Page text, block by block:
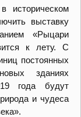
историческом
выставку
«Рыцари
к лету. С
постоянных
зданиях
года будут
и чудеса